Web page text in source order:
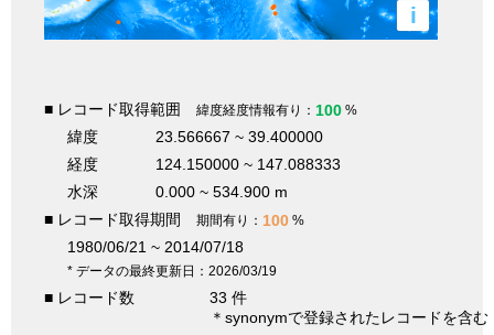
i
■ レコード取得範囲 緯度経度情報有り： 100 %
緯度
23.566667 ~ 39.400000
経度
124.150000 ~ 147.088333
水深
0.000 ~ 534.900 m
■ レコード取得期間
期間有り： 100 %
1980/06/21 ~ 2014/07/18
* データの最終更新日：2026/03/19
■ レコード数
33 件
＊synonymで登録されたレコードを含む